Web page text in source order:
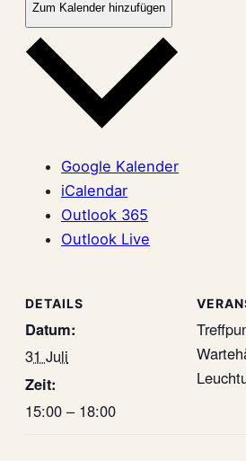
Zum Kalender hinzufügen
Google Kalender
iCalendar
Outlook 365
Outlook Live
DETAILS
Datum:
31 Juli
Zeit:
15:00 – 18:00